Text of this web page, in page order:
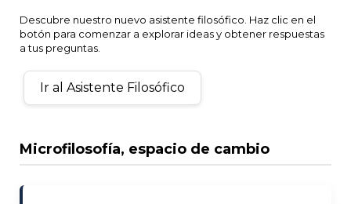
Descubre nuestro nuevo asistente filosófico. Haz clic en el
botón para comenzar a explorar ideas y obtener respuestas
a tus preguntas.
Ir al Asistente Filosófico
Microfilosofía, espacio de cambio